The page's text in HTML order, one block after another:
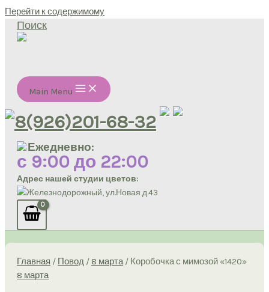
Перейти к содержимому
Поиск
Main Menu
8(926)201-68-32
Ежедневно:
с 9:00 до 22:00
Адрес нашей студии цветов:
Железнодорожный, ул.Новая д.43
Главная / Повод / 8 марта/ Коробочка с мимозой «1420»
8 марта